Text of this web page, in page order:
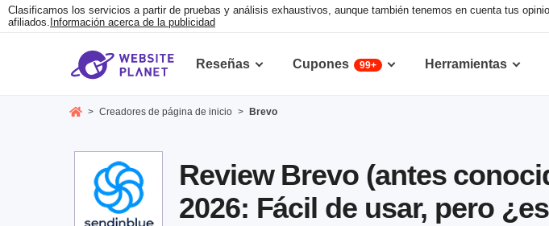
Clasificamos los servicios a partir de pruebas y análisis exhaustivos, aunque también tenemos en cuenta tus
afiliados. Información acerca de la publicidad
Reseñas Cupones 99+ Herramientas
> Creadores de página de inicio > Brevo
Review Brevo (antes
2026: Fácil de usar, pero